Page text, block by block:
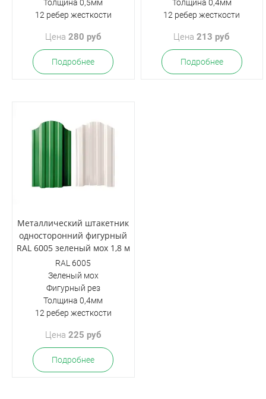
Толщина 0,5мм
12 ребер жесткости
Цена 280 руб
Подробнее
Толщина 0,4мм
12 ребер жесткости
Цена213 руб
Подробнее
Металлический штакетник
односторонний фигурный
RAL 6005 зеленый мох 1,8 м
RAL 6005
Зеленый мох
Фигурный рез
Толщина 0,4мм
12 ребер жесткости
Цена 225 руб
Подробнее